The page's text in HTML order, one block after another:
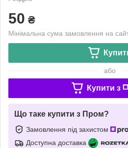
50 ₴
Мінімальна сума замовлення на
або
Купити з
Що таке купити з Пром?
Замовлення під захистом
Доступна доставка